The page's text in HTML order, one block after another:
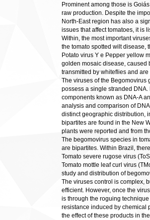
Prominent among those is
raw production. Despite the
North-East region has also a
issues that affect tomatoes, it is
Within, the most important
the tomato spotted wilt disease,
Potato virus Y e Pepper yellow
golden mosaic disease, caused
transmitted by whiteflies and
The viruses of the
possess a single stranded
components known as DNA-A
analysis and comparison of
distinct geographic distribution,
bipartites are found in the New
plants were reported and from
The begomovirus species in
are bipartites. Within Brazil,
Tomato severe rugose virus
Tomato mottle leaf curl virus
study and distribution of
The viruses control is complex,
efficient. However, once the
is through the roguing
resistance induced by chemical
the effect of these products in